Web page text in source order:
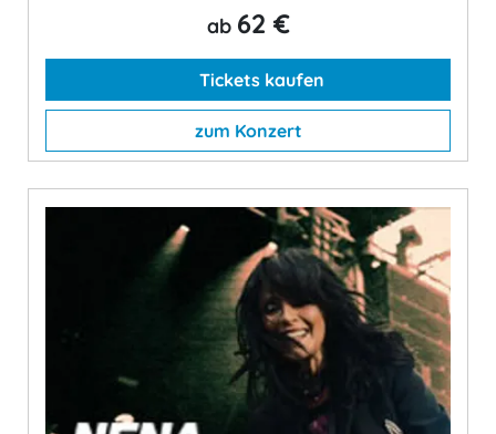
ab 62 €
Tickets kaufen
zum Konzert